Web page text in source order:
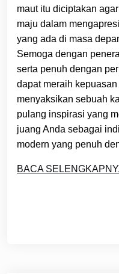
maut itu diciptakan
maju dalam
yang ada di masa
Semoga dengan
serta penuh dengan
dapat meraih
menyaksikan sebuah
pulang inspirasi yang
juang Anda sebagai
modern yang penuh
BACA